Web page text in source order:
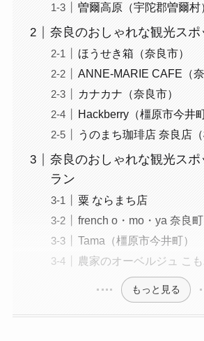
曽爾高原（宇陀郡曽爾村
奈良のおしゃれな観光スポ
ほうせき箱（奈良市）
ANNE-MARIE CAFE（奈
カナカナ（奈良市）
Hackberry（橿原市今井町
うのまち珈琲店 奈良店
奈良のおしゃれな観光スポ
ラン
粟 ならまち店
french o・mo・ya 奈良町
Tama（橿原市今井町）
農家のオーベルジュ こも
もっと見る